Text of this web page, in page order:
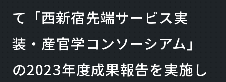
て「西新宿先端サービス実
装・産官学コンソーシアム」
の2023年度成果報告を実施し